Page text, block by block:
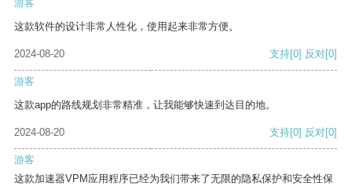
游客
这款软件的设计非常人性化，使用起来非常方便。
2024-08-20 支持[0] 反对[0]
游客
这款app的路线规划非常精准，让我能够快速到达目的地。
2024-08-20 支持[0] 反对[0]
游客
这款加速器VPM应用程序已经为我们带来了无限的隐私保护和安全性保